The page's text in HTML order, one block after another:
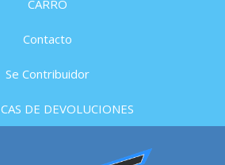
CARRO
Contacto
Se Contribuidor
DE DEVOLUCIONES